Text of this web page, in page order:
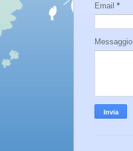
Email *
Messaggio